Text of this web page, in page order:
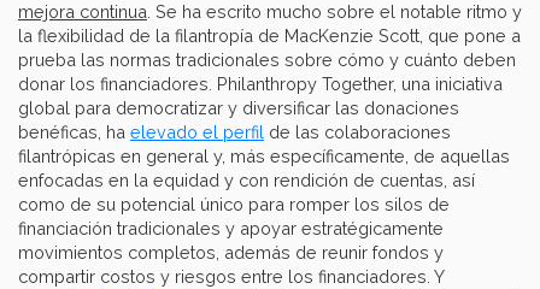
mejora continua . Se ha escrito mucho sobre el notable ritmo y
la flexibilidad de la filantropía de MacKenzie Scott, que pone a
prueba las normas tradicionales sobre cómo y cuánto deben
donar los financiadores. Philanthropy Together, una iniciativa
global para democratizar y diversificar las donaciones
benéficas, ha elevado el perfil de las colaboraciones
filantrópicas en general y, más específicamente, de aquellas
enfocadas en la equidad y con rendición de cuentas, así
como de su potencial único para romper los silos de
financiación tradicionales y apoyar estratégicamente
movimientos completos, además de reunir fondos y
compartir costos y riesgos entre los financiadores. Y